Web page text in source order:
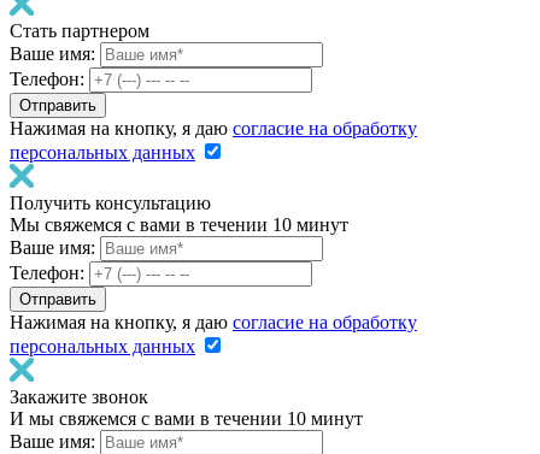
Стать партнером
Ваше имя:
Телефон:
Нажимая на кнопку, я даю согласие на обработку
персональных данных
Получить консультацию
Мы свяжемся с вами в течении 10 минут
Ваше имя:
Телефон:
Нажимая на кнопку, я даю согласие на обработку
персональных данных
Закажите звонок
И мы свяжемся с вами в течении 10 минут
Ваше имя: